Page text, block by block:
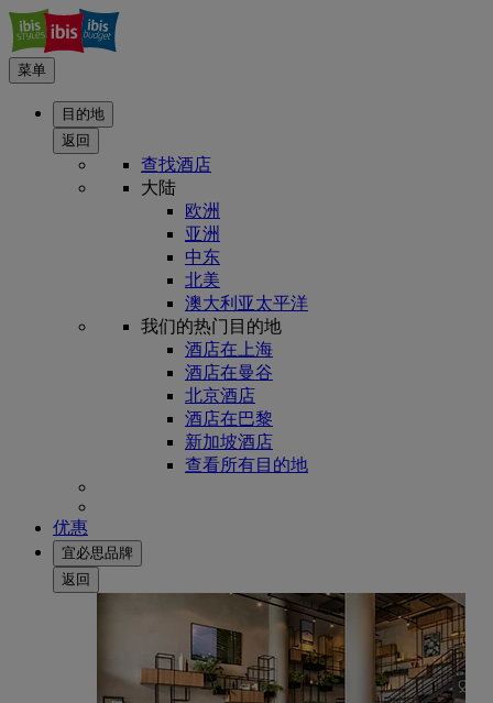
菜单
目的地
返回
查找酒店
大陆
欧洲
亚洲
中东
北美
澳大利亚太平洋
我们的热门目的地
酒店在上海
酒店在曼谷
北京酒店
酒店在巴黎
新加坡酒店
查看所有目的地
优惠
宜必思品牌
返回